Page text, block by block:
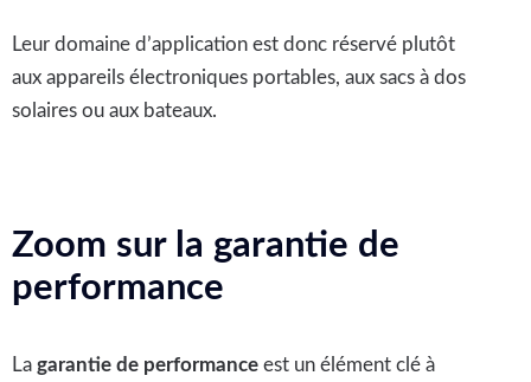
Leur domaine d’application est donc réservé plutôt
aux appareils électroniques portables, aux sacs à dos
solaires ou aux bateaux.
Zoom sur la garantie de
performance
La garantie de performanceest un élément clé à